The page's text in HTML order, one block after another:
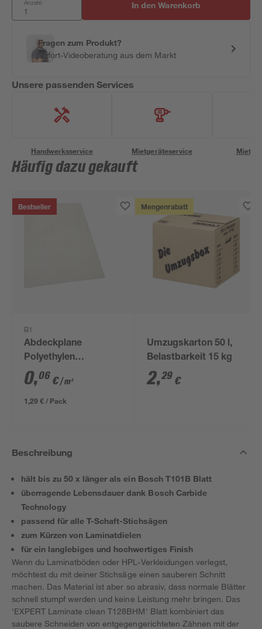
Anzahl: In den Warenkorb
Fragen zum Produkt?
Sofort-Videoberatung aus dem Markt
Unsere passenden Services
Handwerksservice Mietgeräteservice
Häufig dazu gekauft
Bestseller
B1
Abdeckplane
Polyethylen
transparent 4 x 5 m
0,06 €/ m²
1,29 € / Pack
Mengenrabatt
Umzugskarton 50 l,
Belastbarkeit 15 kg
2,29 €
Beschreibung
hält bis zu 50 x länger als ein Bosch T101B Blatt
überragende Lebensdauer dank Bosch Carbide
Technology
passend für alle T-Schaft-Stichsägen
zum Kürzen von Laminatdielen
für ein langlebiges und hochwertiges Finish
Wenn du Laminatböden oder HPL-Verkleidungen verlegst,
möchtest du mit deiner Stichsäge einen sauberen Schnitt
machen. Das Material ist aber so abrasiv, dass normale Blätter
schnell stumpf werden und keine Leistung mehr bringen. Das
'EXPERT Laminate clean T128BHM' Blatt kombiniert das
saubere Schneiden von entgegengerichteten Zähnen mit der